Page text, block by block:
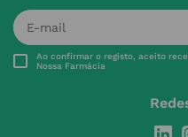
Ao confirmar o registo, aceito
Nossa Farmácia